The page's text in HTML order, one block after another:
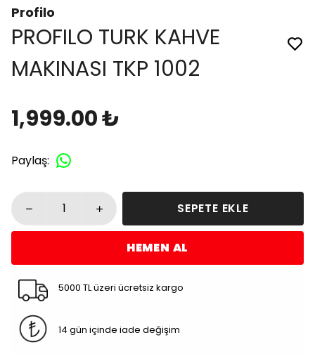
Profilo
PROFILO TURK KAHVE
MAKINASI TKP 1002
1,999.00 ₺
Paylaş:
SEPETE EKLE
HEMEN AL
5000 TL üzeri ücretsiz kargo
14 gün içinde iade değişim